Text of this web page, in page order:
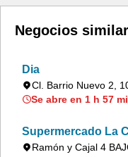
Negocios
Dia
Cl. Barrio Nuevo 2,
Se abre en 1 h 57
Supermercado La
Ramón y Cajal 4